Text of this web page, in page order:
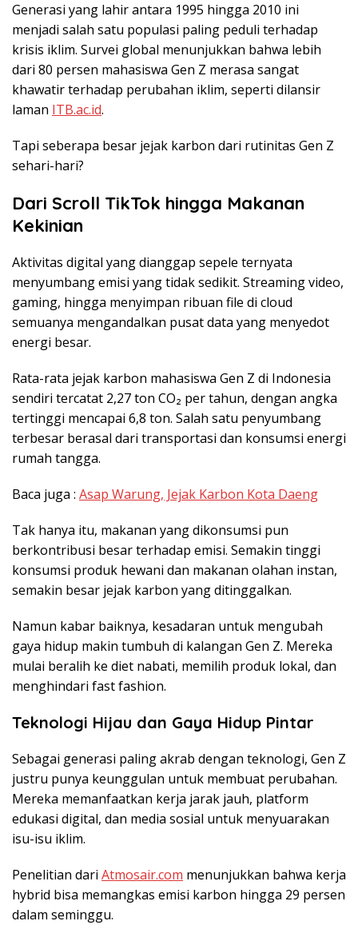
Generasi yang lahir antara 1995 hingga 2010 ini
menjadi salah satu populasi paling peduli terhadap
krisis iklim. Survei global menunjukkan bahwa lebih
dari 80 persen mahasiswa Gen Z merasa sangat
khawatir terhadap perubahan iklim, seperti dilansir
laman ITB.ac.id.
Tapi seberapa besar jejak karbon dari rutinitas Gen Z
sehari-hari?
Dari Scroll TikTok hingga Makanan
Kekinian
Aktivitas digital yang dianggap sepele ternyata
menyumbang emisi yang tidak sedikit. Streaming video,
gaming, hingga menyimpan ribuan file di cloud
semuanya mengandalkan pusat data yang menyedot
energi besar.
Rata-rata jejak karbon mahasiswa Gen Z di Indonesia
sendiri tercatat 2,27 ton CO₂ per tahun, dengan angka
tertinggi mencapai 6,8 ton. Salah satu penyumbang
terbesar berasal dari transportasi dan konsumsi energi
rumah tangga.
Baca juga : Asap Warung, Jejak Karbon Kota Daeng
Tak hanya itu, makanan yang dikonsumsi pun
berkontribusi besar terhadap emisi. Semakin tinggi
konsumsi produk hewani dan makanan olahan instan,
semakin besar jejak karbon yang ditinggalkan.
Namun kabar baiknya, kesadaran untuk mengubah
gaya hidup makin tumbuh di kalangan Gen Z. Mereka
mulai beralih ke diet nabati, memilih produk lokal, dan
menghindari fast fashion.
Teknologi Hijau dan Gaya Hidup Pintar
Sebagai generasi paling akrab dengan teknologi, Gen Z
justru punya keunggulan untuk membuat perubahan.
Mereka memanfaatkan kerja jarak jauh, platform
edukasi digital, dan media sosial untuk menyuarakan
isu-isu iklim.
Penelitian dari Atmosair.com menunjukkan bahwa kerja
hybrid bisa memangkas emisi karbon hingga 29 persen
dalam seminggu.